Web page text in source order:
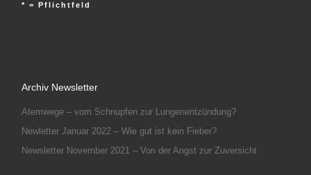
* = Pflichtfeld
Archiv Newsletter
Atemwege – vom Schnupfen zur Lungenentzündung?
Newletter Januar 2022 – Wie gut ist kein Fieber?
Newsletter November 2021 – Von der Angst zur Zuversicht